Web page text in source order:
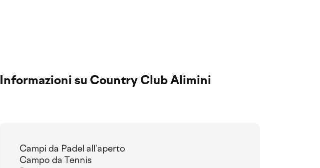
Informazioni su Country Club Alimini
Campi da Padel all'aperto
Campo da Tennis